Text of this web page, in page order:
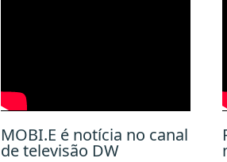
MOBI.E é notícia no canal
de televisão DW